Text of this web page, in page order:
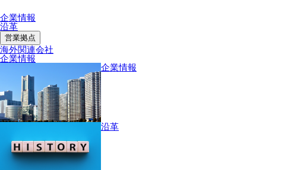
企業情報
沿革
営業拠点
海外関連会社
企業情報
企業情報
沿革